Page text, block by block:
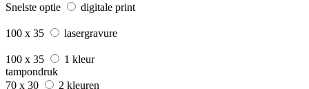
Snelste optie
digitale print
100 x 35 lasergravure
100 x 35
1 kleur
tampondruk
70 x 30
2 kleuren